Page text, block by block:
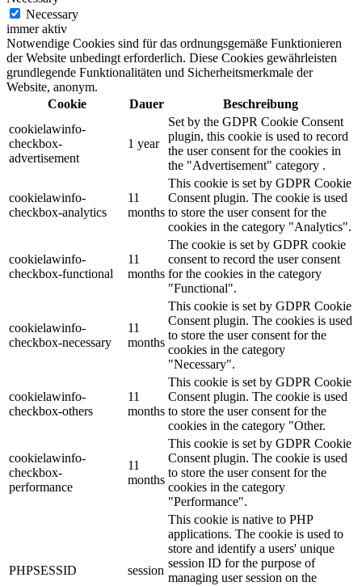
Necessary
immer aktiv
Notwendige Cookies sind für das ordnungsgemäße Funktionieren
der Website unbedingt erforderlich. Diese Cookies gewährleisten
grundlegende Funktionalitäten und Sicherheitsmerkmale der
Website, anonym.
Cookie
Dauer
Beschreibung
cookielawinfo-
checkbox-
advertisement
1 year
Set by the GDPR Cookie Consent
plugin, this cookie is used to record
the user consent for the cookies in
the "Advertisement" category .
cookielawinfo-
checkbox-analytics
11
months
This cookie is set by GDPR Cookie
Consent plugin. The cookie is used
to store the user consent for the
cookies in the category "Analytics".
cookielawinfo-
checkbox-functional
11
months
The cookie is set by GDPR cookie
consent to record the user consent
for the cookies in the category
"Functional".
cookielawinfo-
checkbox-necessary
11
months
This cookie is set by GDPR Cookie
Consent plugin. The cookies is used
to store the user consent for the
cookies in the category
"Necessary".
cookielawinfo-
checkbox-others
11
months
This cookie is set by GDPR Cookie
Consent plugin. The cookie is used
to store the user consent for the
cookies in the category "Other.
cookielawinfo-
checkbox-
performance
11
months
This cookie is set by GDPR Cookie
Consent plugin. The cookie is used
to store the user consent for the
cookies in the category
"Performance".
PHPSESSID session
This cookie is native to PHP
applications. The cookie is used to
store and identify a users' unique
session ID for the purpose of
managing user session on the